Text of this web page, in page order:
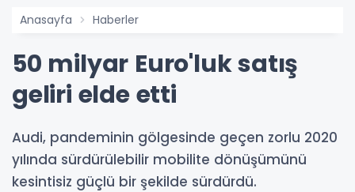
Anasayfa Haberler
50 milyar Euro'luk satış
geliri elde etti
Audi, pandeminin gölgesinde geçen zorlu 2020
yılında sürdürülebilir mobilite dönüşümünü
kesintisiz güçlü bir şekilde sürdürdü.